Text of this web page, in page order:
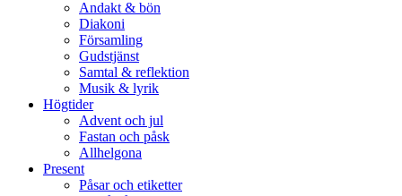
Andakt & bön
Diakoni
Församling
Gudstjänst
Samtal & reflektion
Musik & lyrik
Högtider
Advent och jul
Fastan och påsk
Allhelgona
Present
Påsar och etiketter